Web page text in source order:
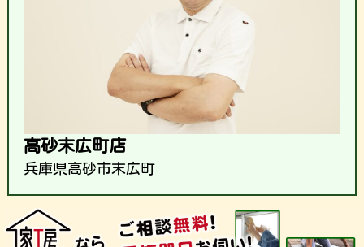
高砂末広町店
兵庫県高砂市末広町